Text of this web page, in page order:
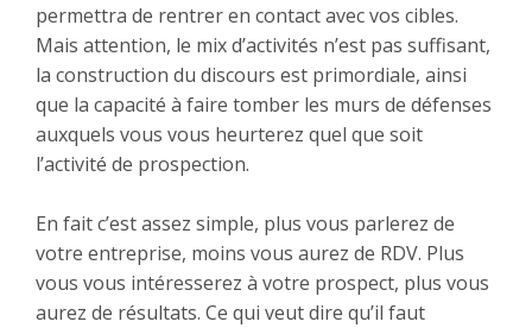
permettra de rentrer en contact avec vos cibles.
Mais attention, le mix d’activités n’est pas suffisant,
la construction du discours est primordiale, ainsi
que la capacité à faire tomber les murs de défenses
auxquels vous vous heurterez quel que soit
l’activité de prospection.
En fait c’est assez simple, plus vous parlerez de
votre entreprise, moins vous aurez de RDV. Plus
vous vous intéresserez à votre prospect, plus vous
aurez de résultats. Ce qui veut dire qu’il faut